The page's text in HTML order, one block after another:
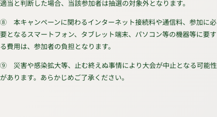
適当と判断した場合、当該参加者は抽選の対象外となります。
⑧ 本キャンペーンに関わるインターネット接続料や通信料、参加に必
要となるスマートフォン、タブレット端末、パソコン等の機器等に要す
る費用は、参加者の負担となります。
⑨ 災害や感染拡大等、止む終えぬ事情により大会が中止となる可能性
があります。あらかじめご了承ください。